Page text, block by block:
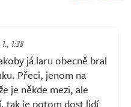
1:38
já laru obecně bral
Přeci, jenom na
je někde mezi, ale
tak je potom dost lidí